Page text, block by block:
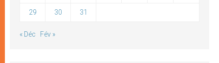
29 30 31
« Déc Fév »